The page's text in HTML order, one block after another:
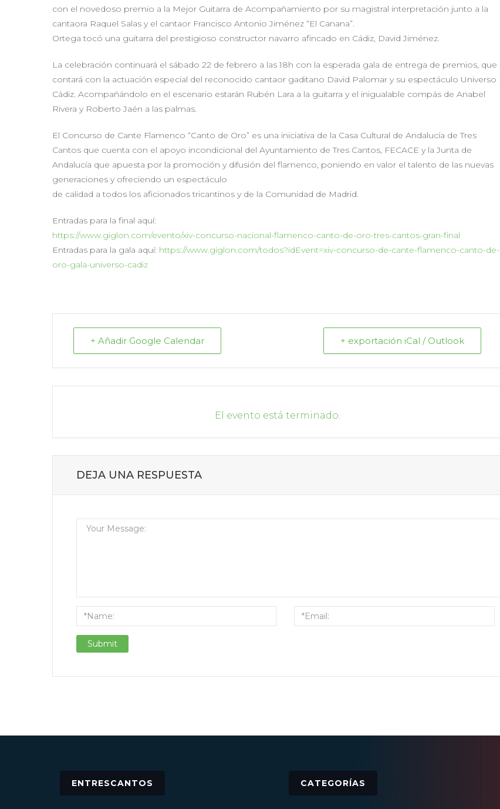
con el novedoso premio a la Mejor Guitarra de Acompañamiento por su magistral interpretación junto a la
cantaora Raquel Salas y el cantaor Francisco Antonio Jiménez “El Canana”.
Ortega tocó una guitarra del prestigioso constructor navarro afincado en Cádiz, David Jiménez.
La celebración continuará el sábado 22 de febrero a las 18h con la esperada gala de entrega de premios, que
contará con la actuación especial del reconocido cantaor gaditano David Palomar y su espectáculo Universo
Cádiz. Acompañándolo en el escenario estarán Rubén Lara a la guitarra y el inigualable compás de Anabel
Rivera y Roberto Jaén a las palmas.
El Concurso de Cante Flamenco “Canto de Oro” es una iniciativa de la Casa Cultural de Andalucía de Tres
Cantos que cuenta con el apoyo incondicional del Ayuntamiento de Tres Cantos, FECACE y la Junta de
Andalucía que apuesta por la promoción y difusión del flamenco, poniendo en valor el talento de las nuevas
generaciones y ofreciendo un espectáculo
de calidad a todos los aficionados tricantinos y de la Comunidad de Madrid.
Entradas para la final aquí:
https://www.giglon.com/evento/xiv-concurso-nacional-flamenco-canto-de-oro-tres-cantos-gran-final
Entradas para la gala aquí: https://www.giglon.com/todos?idEvent=xiv-concurso-de-cante-flamenco-canto-de-
oro-gala-universo-cadiz
+ Añadir Google Calendar + exportación iCal / Outlook
El evento está terminado.
DEJA UNA RESPUESTA
ENTRESCANTOS CATEGORÍAS